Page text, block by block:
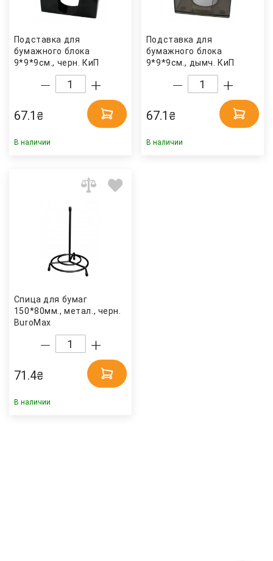
Подставка для
бумажного блока
9*9*9см., черн. КиП
67.1 ₴
В наличии
Подставка для
бумажного блока
9*9*9см., дымч. КиП
67.1 ₴
В наличии
Спица для бумаг
150*80мм., метал., черн.
BuroMax
71.4₴
В наличии